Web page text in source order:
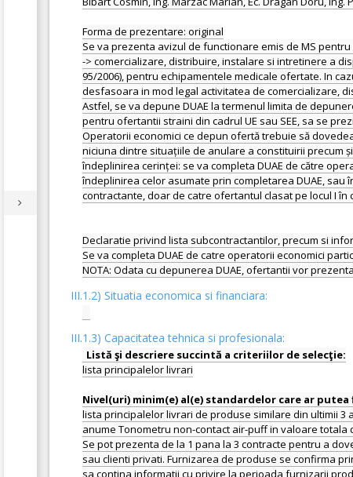
Forma de prezentare: original
Se va prezenta avizul de functionare emis de MS
-> comercializare, distribuire, instalare si intretinere a
95/2006), pentru echipamentele medicale ofertate. In
desfasoara in mod legal activitatea de comercializare,
Astfel, se va depune DUAE la termenul limita de
pentru ofertantii straini din cadrul UE sau SEE, sa se
Operatorii economici ce depun ofertă trebuie să
niciuna dintre situațiile de anulare a constituirii precum
îndeplinirea cerinței: se va completa DUAE de către
îndeplinirea celor asumate prin completarea DUAE,
contractante, doar de catre ofertantul clasat pe locul I
Declaratie privind lista subcontractantilor, precum si
Se va completa DUAE de catre operatorii economici
III.1.2) Situatia economica si financiara:
III.1.3) Capacitatea tehnica si profesionala:
lista principalelor livrari
lista principalelor livrari de produse similare din ultimii
anume Tonometru non-contact air-puff in valoare totala
Se pot prezenta de la 1 pana la 3 contracte pentru a
sau clienti privati. Furnizarea de produse se confirma